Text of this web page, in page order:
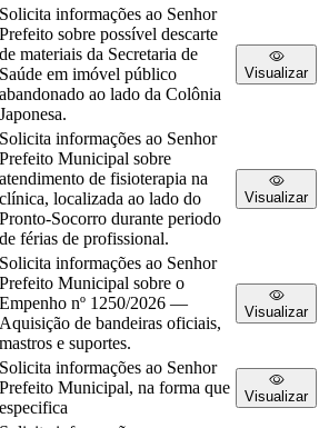
Solicita informações ao Senhor
Prefeito sobre possível descarte
de materiais da Secretaria de
Saúde em imóvel público
abandonado ao lado da Colônia
Japonesa.
Visualizar
Solicita informações ao Senhor
Prefeito Municipal sobre
atendimento de fisioterapia na
clínica, localizada ao lado do
Pronto-Socorro durante periodo
de férias de profissional.
Visualizar
Solicita informações ao Senhor
Prefeito Municipal sobre o
Empenho nº 1250/2026 —
Aquisição de bandeiras oficiais,
mastros e suportes.
Visualizar
Solicita informações ao Senhor
Prefeito Municipal, na forma que
especifica
Visualizar